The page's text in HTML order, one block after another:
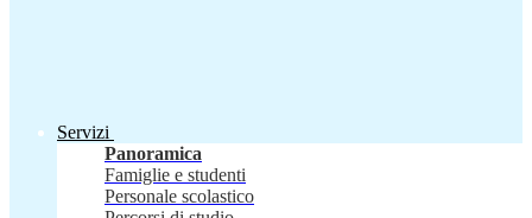
Servizi
Panoramica
Famiglie e studenti
Personale scolastico